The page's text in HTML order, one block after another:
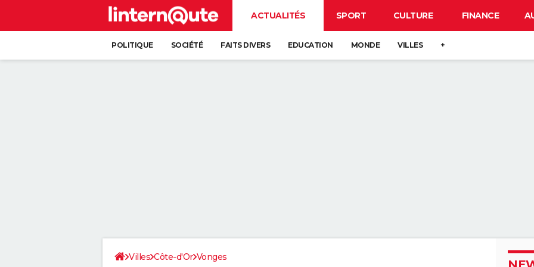
ACTUALITÉS SPORT CULTURE FINANCE
POLITIQUE SOCIÉTÉ FAITS DIVERS EDUCATION MONDE VILLES +
Villes Côte-d'Or Vonges